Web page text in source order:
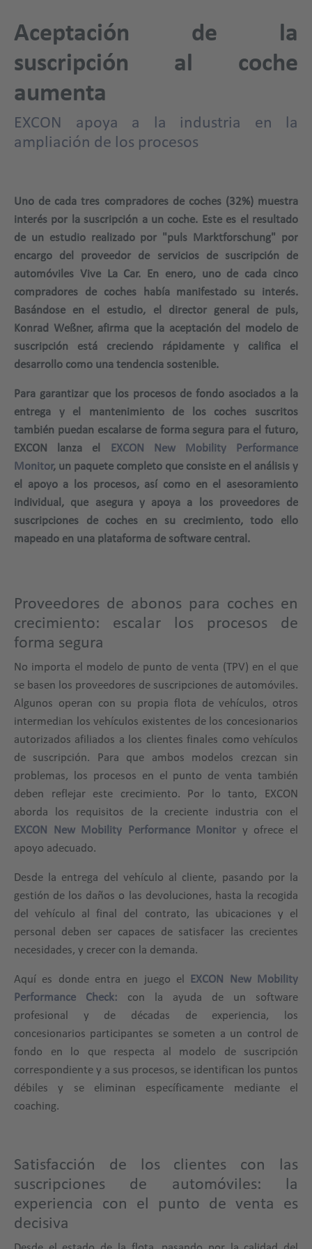
Aceptación de la
suscripción al coche
aumenta
EXCON apoya a la industria en la
ampliación de los procesos
Uno de cada tres compradores de coches (32%) muestra
interés por la suscripción a un coche. Este es el resultado
de un estudio realizado por "puls Marktforschung" por
encargo del proveedor de servicios de suscripción de
automóviles Vive La Car. En enero, uno de cada cinco
compradores de coches había manifestado su interés.
Basándose en el estudio, el director general de puls,
Konrad Weßner, afirma que la aceptación del modelo de
suscripción está creciendo rápidamente y califica el
desarrollo como una tendencia sostenible.
Para garantizar que los procesos de fondo asociados a la
entrega y el mantenimiento de los coches suscritos
también puedan escalarse de forma segura para el futuro,
EXCON lanza el EXCON New Mobility Performance
Monitor, un paquete completo que consiste en el análisis y
el apoyo a los procesos, así como en el asesoramiento
individual, que asegura y apoya a los proveedores de
suscripciones de coches en su crecimiento, todo ello
mapeado en una plataforma de software central.
Proveedores de abonos para coches en
crecimiento: escalar los procesos de
forma segura
No importa el modelo de punto de venta (TPV) en el que
se basen los proveedores de suscripciones de automóviles.
Algunos operan con su propia flota de vehículos, otros
intermedian los vehículos existentes de los concesionarios
autorizados afiliados a los clientes finales como vehículos
de suscripción. Para que ambos modelos crezcan sin
problemas, los procesos en el punto de venta también
deben reflejar este crecimiento. Por lo tanto, EXCON
aborda los requisitos de la creciente industria con el
EXCON New Mobility Performance Monitor y ofrece el
apoyo adecuado.
Desde la entrega del vehículo al cliente, pasando por la
gestión de los daños o las devoluciones, hasta la recogida
del vehículo al final del contrato, las ubicaciones y el
personal deben ser capaces de satisfacer las crecientes
necesidades, y crecer con la demanda.
Aquí es donde entra en juego el EXCON New Mobility
Performance Check: con la ayuda de un software
profesional y de décadas de experiencia, los
concesionarios participantes se someten a un control de
fondo en lo que respecta al modelo de suscripción
correspondiente y a sus procesos, se identifican los puntos
débiles y se eliminan específicamente mediante el
coaching.
Satisfacción de los clientes con las
suscripciones de automóviles: la
experiencia con el punto de venta es
decisiva
Desde el estado de la flota, pasando por la calidad del